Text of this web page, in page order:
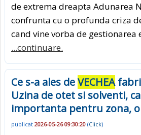
de extrema dreapta Adunarea
confrunta cu o profunda criza
cand vine vorba de gestionarea
...continuare.
Ce s-a ales deVECHEA
Uzina de otet si solventi,
importanta pentru zona,
publicat 2026-05-26 09:30:20 (Click)